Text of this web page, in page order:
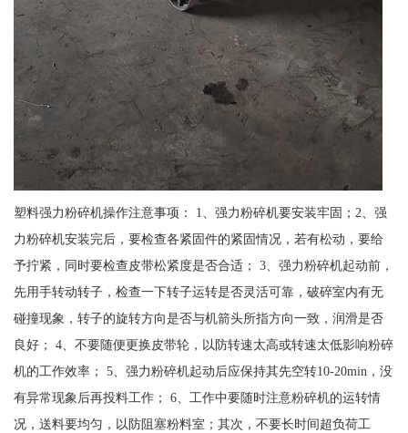
塑料强力粉碎机操作注意事项： 1、强力粉碎机要安装牢固；2、强
力粉碎机安装完后，要检查各紧固件的紧固情况，若有松动，要给
予拧紧，同时要检查皮带松紧度是否合适； 3、强力粉碎机起动前，
先用手转动转子，检查一下转子运转是否灵活可靠，破碎室内有无
碰撞现象，转子的旋转方向是否与机箭头所指方向一致，润滑是否
良好； 4、不要随便更换皮带轮，以防转速太高或转速太低影响粉碎
机的工作效率； 5、强力粉碎机起动后应保持其先空转10-20min，没
有异常现象后再投料工作； 6、工作中要随时注意粉碎机的运转情
况，送料要均匀，以防阻塞粉料室；其次，不要长时间超负荷工